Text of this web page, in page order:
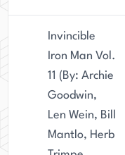
Invincible
Iron Man Vol.
11 (By: Archie
Goodwin,
Len Wein, Bill
Mantlo, Herb